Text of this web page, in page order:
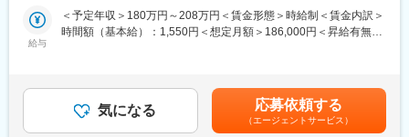
↓
・事務研修／2ヵ月
配属先の営業所にて採用業務の習得
サービスコーディネーター(正職員)への登用※となります。
※本人希望・業務習熟度・勤務実態等に応じて、サービスコーディ
【期間の定め】無
【初任給月額】231,000円
とがある。）
給与
＜予定年収＞180万円～208万円＜賃金形態＞時給制＜賃金内訳＞
時間額（基本給）：1,550円＜想定月額＞186,000円＜昇給有無＞
については、職務内容欄参照。賃金はあくまでも目安の金額であ
り、選考を通じて上下する可能性があります。月給(月額)は固定手
当を含めた表記です。
気になる 応募依頼する
（エージェントサービス）